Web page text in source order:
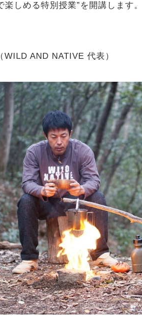
楽しめる特別授業”を開講します。
WILD AND NATIVE 代表）